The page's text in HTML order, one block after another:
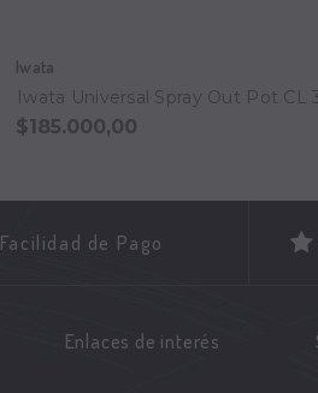
Iwata
Iwata Universal Spray Out Pot CL
$185.000,00
Facilidad de Pago
Enlaces de interés